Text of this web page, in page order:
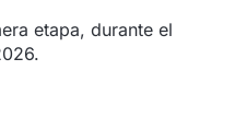
etapa, durante el